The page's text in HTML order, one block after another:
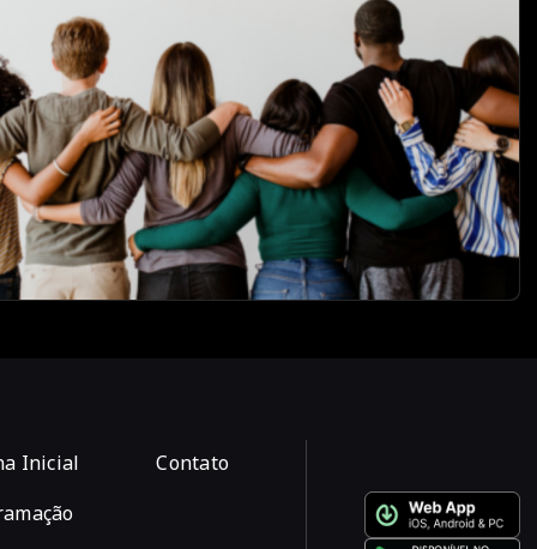
Inicial
Contato